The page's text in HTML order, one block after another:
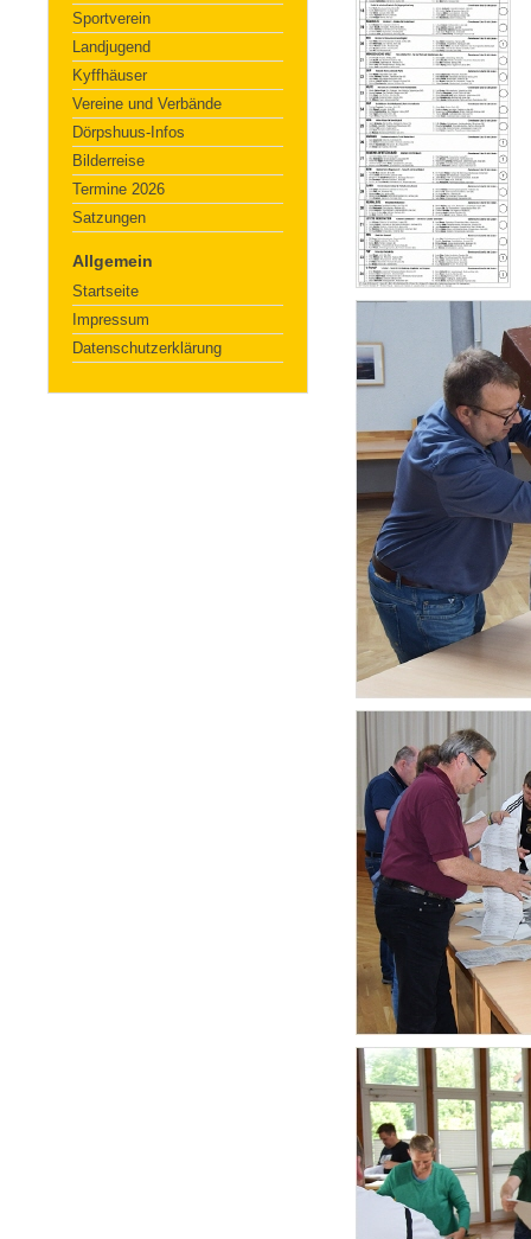
Sportverein
Landjugend
Kyffhäuser
Vereine und Verbände
Dörpshuus-Infos
Bilderreise
Termine 2026
Satzungen
Allgemein
Startseite
Impressum
Datenschutzerklärung